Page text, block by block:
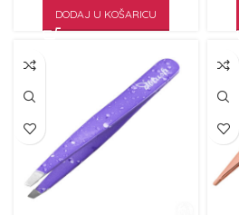
DODAJ U KOŠARICU